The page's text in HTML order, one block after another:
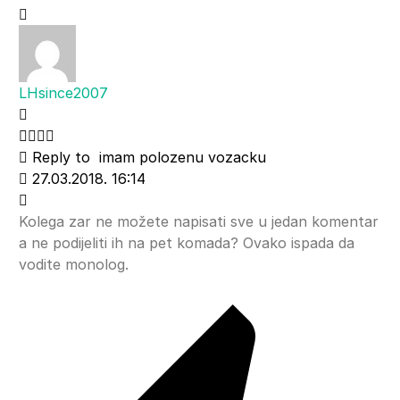
LHsince2007
Reply to imam polozenu vozacku
27.03.2018. 16:14
Kolega zar ne možete napisati sve u jedan komentar
a ne podijeliti ih na pet komada? Ovako ispada da
vodite monolog.